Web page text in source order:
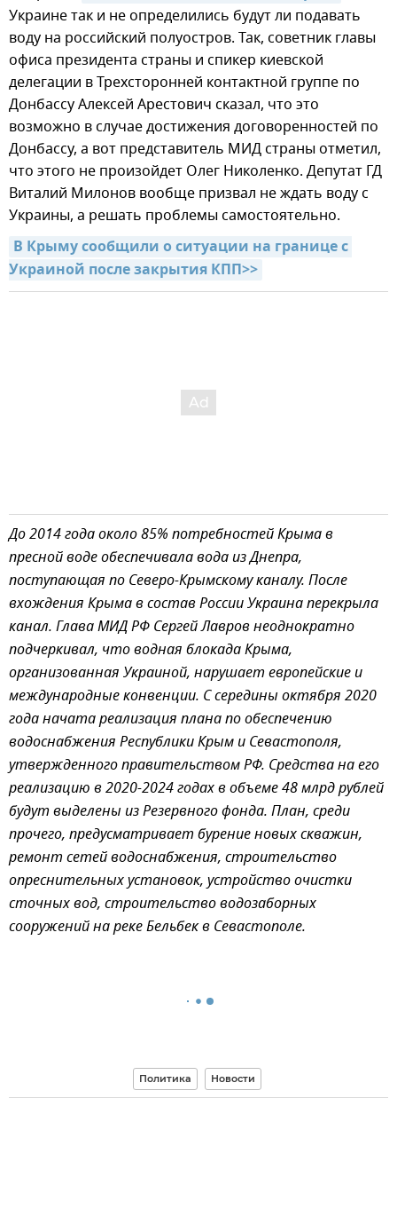
Украине так и не определились будут ли подавать
воду на российский полуостров. Так, советник главы
офиса президента страны и спикер киевской
делегации в Трехсторонней контактной группе по
Донбассу Алексей Арестович сказал, что это
возможно в случае достижения договоренностей по
Донбассу, а вот представитель МИД страны отметил,
что этого не произойдет Олег Николенко. Депутат ГД
Виталий Милонов вообще призвал не ждать воду с
Украины, а решать проблемы самостоятельно.
В Крыму сообщили о ситуации на границе с
Украиной после закрытия КПП>>
До 2014 года около 85% потребностей Крыма в
пресной воде обеспечивала вода из Днепра,
поступающая по Северо-Крымскому каналу. После
вхождения Крыма в состав России Украина перекрыла
канал. Глава МИД РФ Сергей Лавров неоднократно
подчеркивал, что водная блокада Крыма,
организованная Украиной, нарушает европейские и
международные конвенции. С середины октября 2020
года начата реализация плана по обеспечению
водоснабжения Республики Крым и Севастополя,
утвержденного правительством РФ. Средства на его
реализацию в 2020-2024 годах в объеме 48 млрд рублей
будут выделены из Резервного фонда. План, среди
прочего, предусматривает бурение новых скважин,
ремонт сетей водоснабжения, строительство
опреснительных установок, устройство очистки
сточных вод, строительство водозаборных
сооружений на реке Бельбек в Севастополе.
Политика Новости